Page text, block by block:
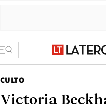
CULTO
Victoria